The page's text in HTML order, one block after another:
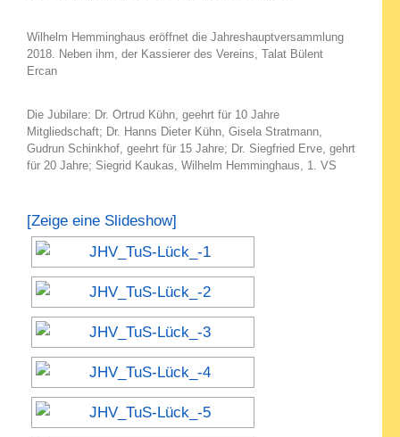
Wilhelm Hemminghaus eröffnet die Jahreshauptversammlung
2018. Neben ihm, der Kassierer des Vereins, Talat Bülent
Ercan
Die Jubilare: Dr. Ortrud Kühn, geehrt für 10 Jahre
Mitgliedschaft; Dr. Hanns Dieter Kühn, Gisela Stratmann,
Gudrun Schinkhof, geehrt für 15 Jahre; Dr. Siegfried Erve, gehrt
für 20 Jahre; Siegrid Kaukas, Wilhelm Hemminghaus, 1. VS
[Zeige eine Slideshow]